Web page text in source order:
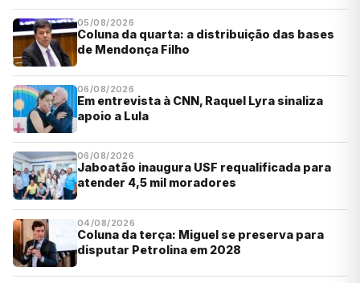
05/08/2026
Coluna da quarta: a distribuição das bases
de Mendonça Filho
06/08/2026
Em entrevista à CNN, Raquel Lyra sinaliza
apoio a Lula
06/08/2026
Jaboatão inaugura USF requalificada para
atender 4,5 mil moradores
04/08/2026
Coluna da terça: Miguel se preserva para
disputar Petrolina em 2028